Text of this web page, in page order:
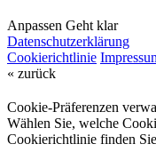
Anpassen Geht klar
Datenschutzerklärung
Cookierichtlinie
« zurück
Cookie-Präferenzen
Wählen Sie, welche
Cookierichtlinie finden Sie